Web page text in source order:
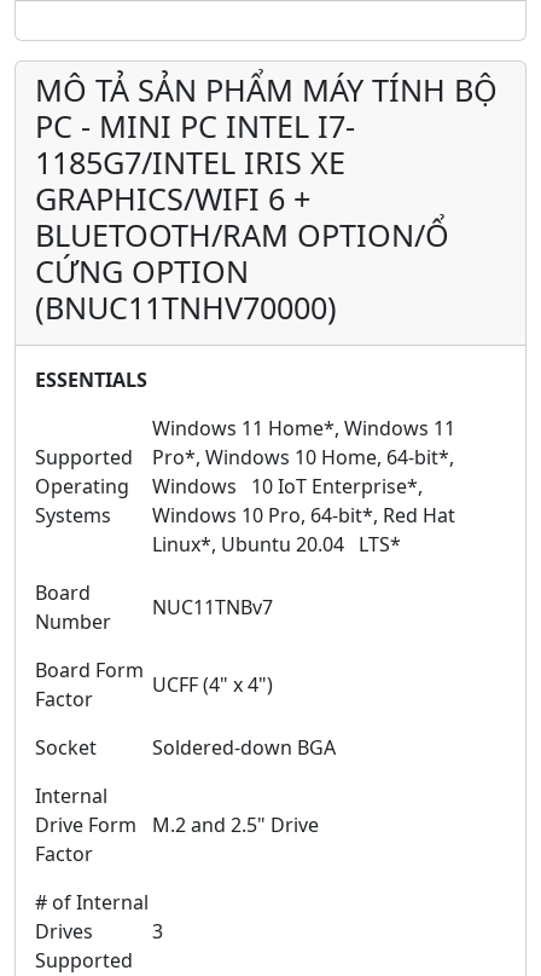
MÔ TẢ SẢN PHẨM MÁY TÍNH BỘ
PC - MINI PC INTEL I7-
1185G7/INTEL IRIS XE
GRAPHICS/WIFI 6 +
BLUETOOTH/RAM OPTION/Ổ
CỨNG OPTION
(BNUC11TNHV70000)
ESSENTIALS
Supported
Operating
Systems
Windows 11 Home*, Windows 11
Pro*, Windows 10 Home, 64-bit*,
Windows 10 IoT Enterprise*,
Windows 10 Pro, 64-bit*, Red Hat
Linux*, Ubuntu 20.04 LTS*
Board
Number
NUC11TNBv7
Board Form
Factor
UCFF (4" x 4")
Socket
Soldered-down BGA
Internal
Drive Form
Factor
M.2 and 2.5" Drive
# of Internal
Drives
Supported
3